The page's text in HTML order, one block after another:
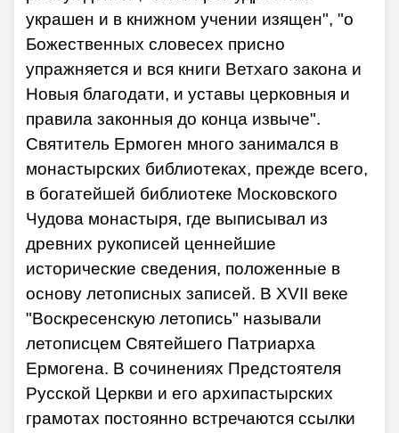
украшен и в книжном учении изящен", "о
Божественных словесех присно
упражняется и вся книги Ветхаго закона и
Новыя благодати, и уставы церковныя и
правила законныя до конца извыче".
Святитель Ермоген много занимался в
монастырских библиотеках, прежде всего,
в богатейшей библиотеке Московского
Чудова монастыря, где выписывал из
древних рукописей ценнейшие
исторические сведения, положенные в
основу летописных записей. В ХVII веке
"Воскресенскую летопись" называли
летописцем Святейшего Патриарха
Ермогена. В сочинениях Предстоятеля
Русской Церкви и его архипастырских
грамотах постоянно встречаются ссылки